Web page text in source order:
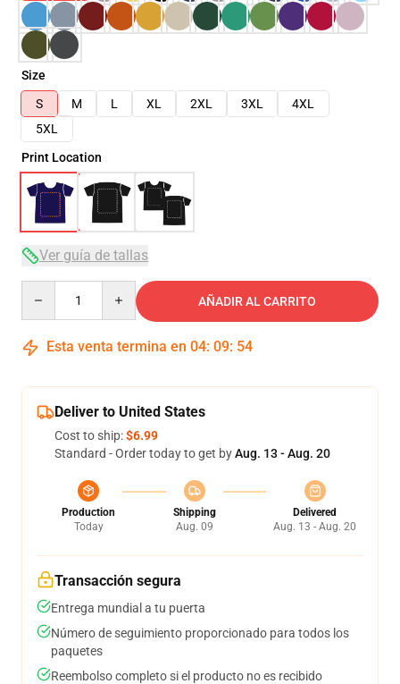
Size
S
M L XL 2XL 3XL
4XL
5XL
Print Location
Ver guía de tallas
AÑADIR AL CARRITO
Esta venta termina en 04: 09: 54
Deliver to United States
Cost to ship:$6.99
Standard - Order today to get byAug. 13 - Aug. 20
Production
Today
Shipping
Aug. 09
Delivered
Aug. 13 - Aug. 20
Transacción segura
Entrega mundial a tu puerta
Número de seguimiento proporcionado para todos los
paquetes
Reembolso completo si el producto no es recibido